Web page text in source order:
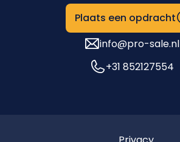
Plaats een opdracht
info@pro-sale.nl
+31 852127554